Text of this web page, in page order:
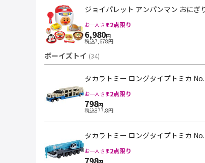
ジョイパレット アンパンマン おに
お一人さま2点限り
6,980円
税込7,678円
ボーイズトイ (34)
タカラトミー ロングタイプトミカ
お一人さま2点限り
798円
税込877.8円
タカラトミー ロングタイプトミカ
お一人さま2点限り
798